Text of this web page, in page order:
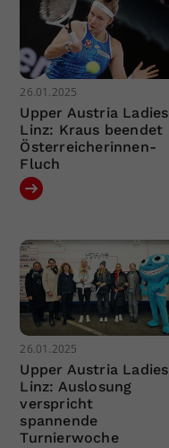
26.01.2025
Upper Austria Ladies
Linz: Kraus beendet
Österreicherinnen-
Fluch
26.01.2025
Upper Austria Ladies
Linz: Auslosung
verspricht
spannende
Turnierwoche